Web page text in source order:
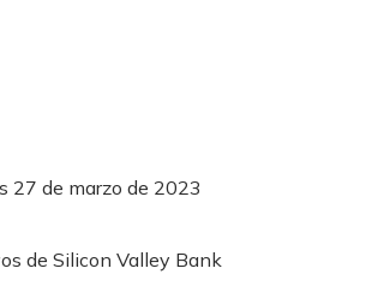
27 de marzo de 2023